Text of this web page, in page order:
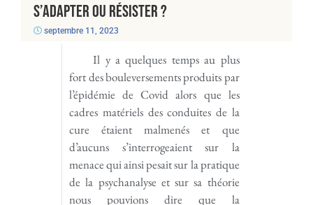
S’adapter ou résister ?
septembre 11, 2023
Il y a quelques temps au plus
fort des bouleversements produits par
l’épidémie de Covid alors que les
cadres matériels des conduites de la
cure étaient malmenés et que
d’aucuns s’interrogeaient sur la
menace qui ainsi pesait sur la pratique
de la psychanalyse et sur sa théorie
nous pouvions dire que la